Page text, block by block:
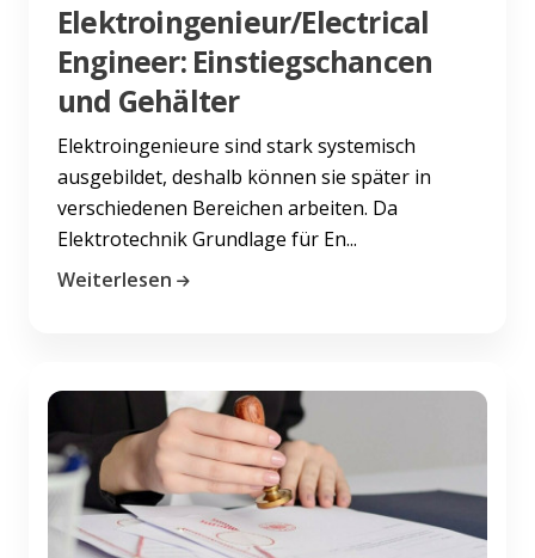
Elektroingenieur/Electrical
Engineer: Einstiegschancen
und Gehälter
Elektroingenieure sind stark systemisch
ausgebildet, deshalb können sie später in
verschiedenen Bereichen arbeiten. Da
Elektrotechnik Grundlage für En...
Weiterlesen